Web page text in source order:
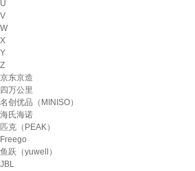
U
V
W
X
Y
Z
京东京造
四万公里
名创优品（MINISO）
海氏海诺
匹克（PEAK）
Freego
鱼跃（yuwell）
JBL